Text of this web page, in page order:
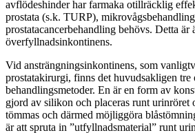
avflödeshinder har farmaka otillräcklig
prostata (s.k. TURP),
prostatacancerbehandling behövs. Detta är
överfyllnadsinkontinens.
Vid ansträngningsinkontinens, som
prostatakirurgi, finns det huvudsakligen tre
behandlingsmetoder. En är en form av
gjord av silikon och placeras runt urinröret
tömmas och därmed möjliggöra
är att spruta in ”utfyllnadsmaterial” runt